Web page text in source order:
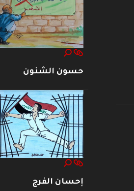
حسون الشنون
إحسان الفرج